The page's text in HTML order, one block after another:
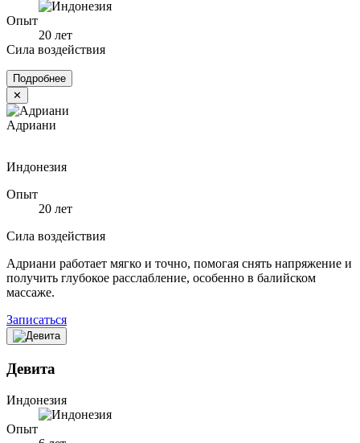
Опыт
20 лет
Сила воздействия
Подробнее
✕
Адриани
Индонезия
Опыт
20 лет
Сила воздействия
Адриани работает мягко и точно, помогая снять напряжение и
получить глубокое расслабление, особенно в балийском
массаже.
Записаться
Девита
Индонезия
Опыт